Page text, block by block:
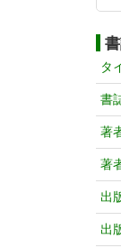
タ
書
著
著
出
出